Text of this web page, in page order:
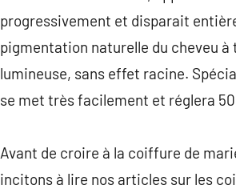
progressivement et disparait
pigmentation naturelle du cheveu
lumineuse, sans effet racine.
se met très facilement et réglera
Avant de croire à la coiffure de
incitons à lire nos articles sur les